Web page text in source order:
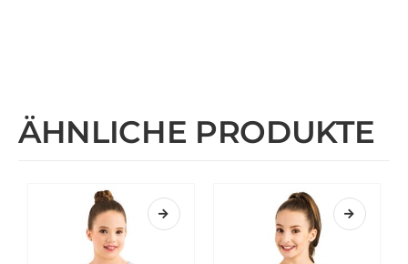
ÄHNLICHE PRODUKTE